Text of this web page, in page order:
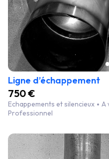
Ligne d’échappement
750 €
Echappements et silencieux
A
Professionnel